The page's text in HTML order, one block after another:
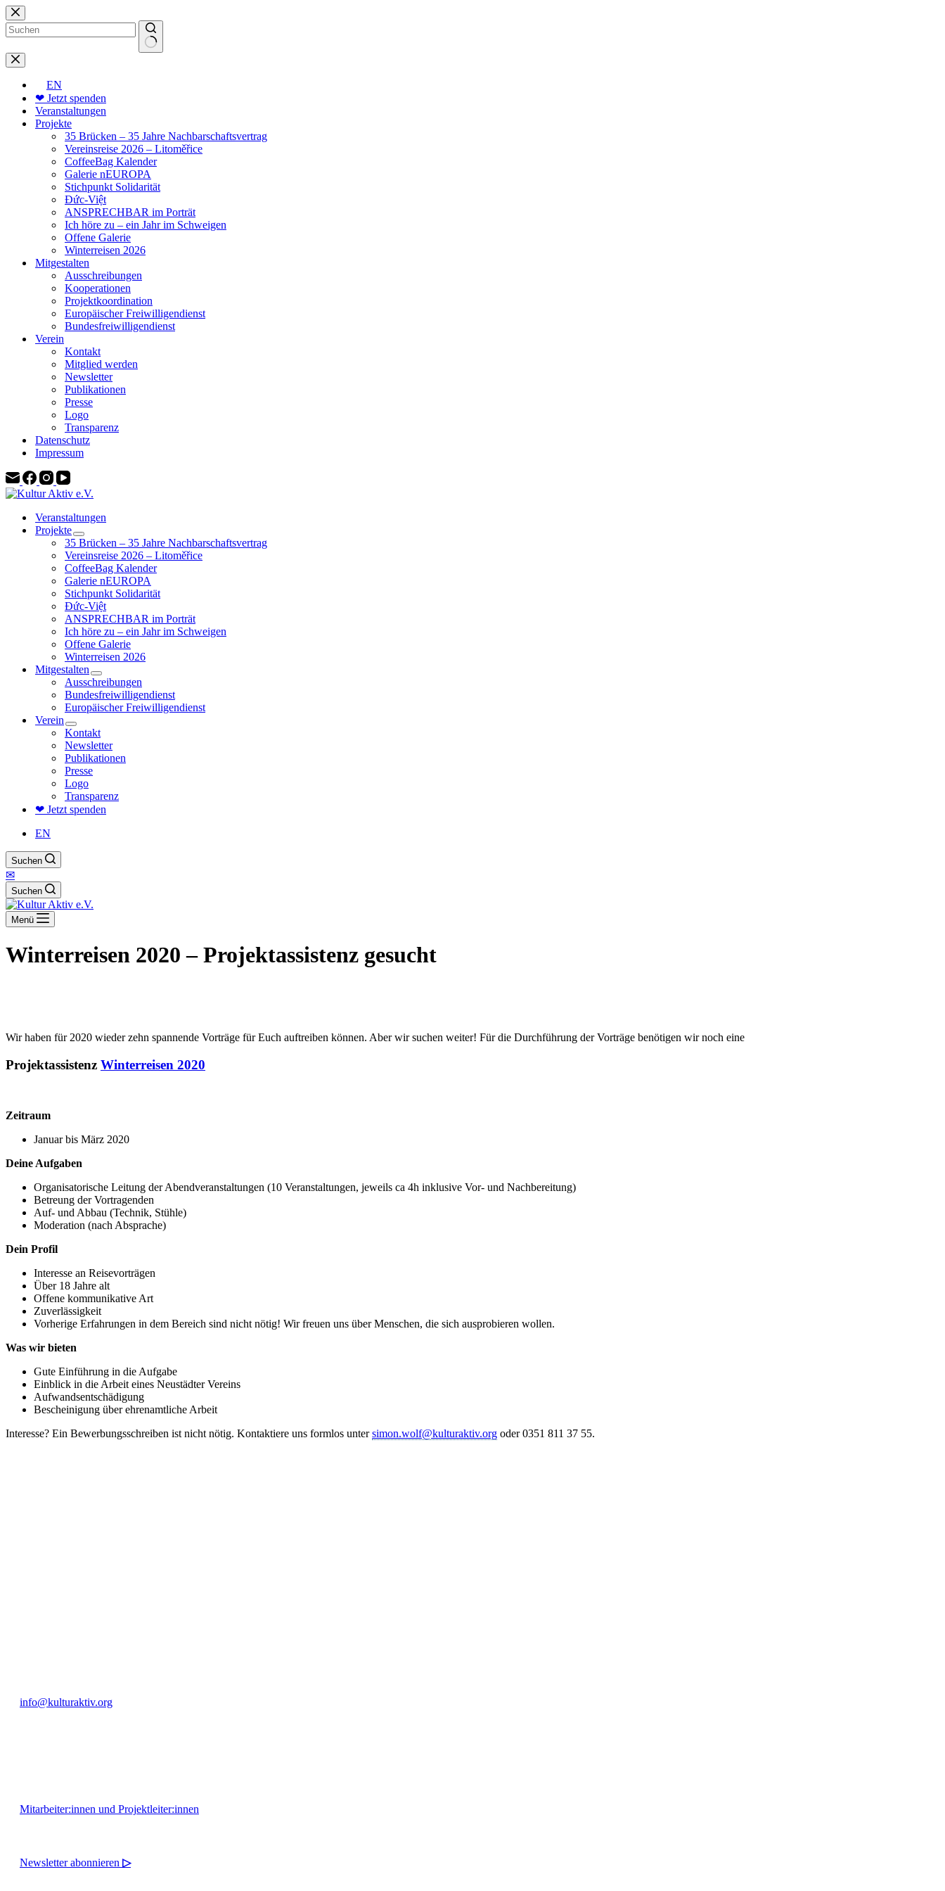
Zum
Inhalt
springen
Keine
Ergebnisse
EN
❤ Jetzt spenden
Veranstaltungen
Projekte
35 Brücken – 35 Jahre Nachbarschaftsvertrag
Vereinsreise 2026 – Litoměřice
CoffeeBag Kalender
Galerie nEUROPA
Stichpunkt Solidarität
Đức-Việt
ANSPRECHBAR im Porträt
Ich höre zu – ein Jahr im Schweigen
Offene Galerie
Winterreisen 2026
Mitgestalten
Ausschreibungen
Kooperationen
Projektkoordination
Europäischer Freiwilligendienst
Bundesfreiwilligendienst
Verein
Kontakt
Mitglied werden
Newsletter
Publikationen
Presse
Logo
Transparenz
Datenschutz
Impressum
Veranstaltungen
Projekte
35 Brücken – 35 Jahre Nachbarschaftsvertrag
Vereinsreise 2026 – Litoměřice
CoffeeBag Kalender
Galerie nEUROPA
Stichpunkt Solidarität
Đức-Việt
ANSPRECHBAR im Porträt
Ich höre zu – ein Jahr im Schweigen
Offene Galerie
Winterreisen 2026
Mitgestalten
Ausschreibungen
Bundesfreiwilligendienst
Europäischer Freiwilligendienst
Verein
Kontakt
Newsletter
Publikationen
Presse
Logo
Transparenz
❤ Jetzt spenden
EN
Suchen
✉
Suchen
Menü
Winterreisen 2020 – Projektassistenz gesucht
Wir haben für 2020 wieder zehn spannende Vorträge für Euch auftreiben können. Aber wir suchen weiter! Für die Durchführung der Vorträge benötigen wir noch eine
Projektassistenz Winterreisen 2020
Zeitraum
Januar bis März 2020
Deine Aufgaben
Organisatorische Leitung der Abendveranstaltungen (10 Veranstaltungen, jeweils ca 4h inklusive Vor- und Nachbereitung)
Betreung der Vortragenden
Auf- und Abbau (Technik, Stühle)
Moderation (nach Absprache)
Dein Profil
Interesse an Reisevorträgen
Über 18 Jahre alt
Offene kommunikative Art
Zuverlässigkeit
Vorherige Erfahrungen in dem Bereich sind nicht nötig! Wir freuen uns über Menschen, die sich ausprobieren wollen.
Was wir bieten
Gute Einführung in die Aufgabe
Einblick in die Arbeit eines Neustädter Vereins
Aufwandsentschädigung
Bescheinigung über ehrenamtliche Arbeit
Interesse? Ein Bewerbungsschreiben ist nicht nötig. Kontaktiere uns formlos untersimon.wolf@kulturaktiv.org oder 0351 811 37 55.
info@kulturaktiv.org
Mitarbeiter:innen und Projektleiter:innen
Newsletter abonnieren ▷